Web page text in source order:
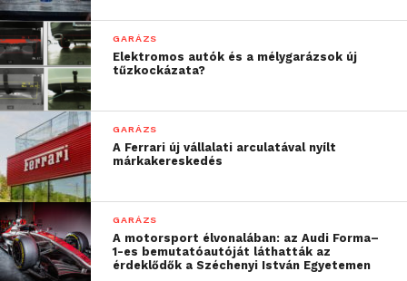
Európába is
megérkezzen.”
A Honda ezzel a bejelentéssel ünnepli, hogy a
forradalmi Insight kupé első, európai tömeggyártott
hibrid autóként való 1999-es megjelenése óta a
japán gyártó negyed évszázadnyi szakértelemre tett
szert az ilyen típusú meghajtás terén.
Azóta a márka úttörő szerepet játszik a benzines-
elektromos hajtáslánc technológia fejlesztésében,
így számos modellel segítette a járművezetőket
GARÁZS
Elektromos autók és a mélygarázsok új
tűzkockázata?
GARÁZS
A Ferrari új vállalati arculatával nyílt
márkakereskedés
GARÁZS
A motorsport élvonalában: az Audi Forma–
1-es bemutatóautóját láthatták az
érdeklődők a Széchenyi István Egyetemen